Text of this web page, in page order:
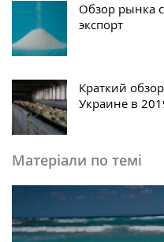
Обзор рынка
экспорт
Краткий
Украине в
Матеріали по темі